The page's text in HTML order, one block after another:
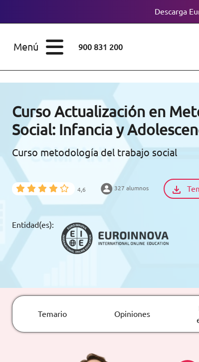
Descarga
Menú 900 831 200
CONOCE EUROINNOVA
BECAS Y
FINANCIACIÓN
RECURSOS
CONTACTO
ESTUDIOS
Licenciaturas
Doctorados
Maestría
Diplomados
Certificados de
Profesionalidad
Curso Actualización en
Social: Infancia y
Curso metodología del trabajo social
4,6 327 alumnos
Entidad(es):
Temario Opiniones